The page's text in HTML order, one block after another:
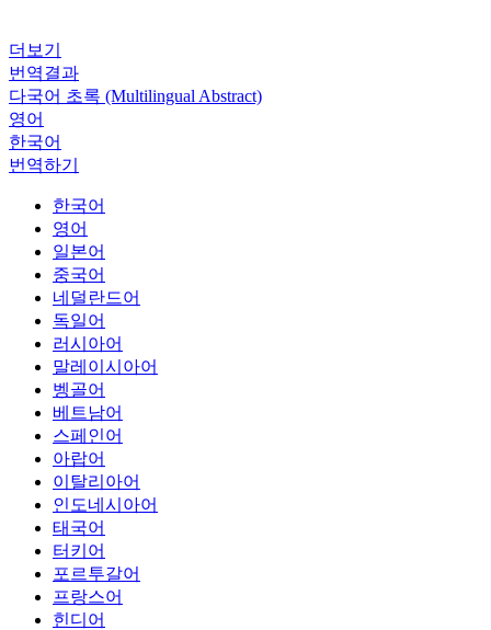
더보기
번역결과
다국어 초록 (Multilingual Abstract)
영어
한국어
번역하기
한국어
영어
일본어
중국어
네덜란드어
독일어
러시아어
말레이시아어
벵골어
베트남어
스페인어
아랍어
이탈리아어
인도네시아어
태국어
터키어
포르투갈어
프랑스어
힌디어